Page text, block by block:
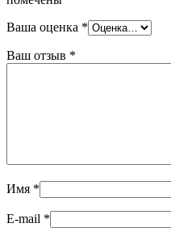
Ваша оценка *
Ваш отзыв *
Имя *
E-mail *